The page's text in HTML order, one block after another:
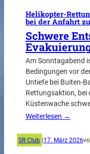
Helikopter-
bei der Anfahrt
Schwere
Am Sonntagabend
Bedingungen vor
Untiefe bei Buiten-
Rettungsaktion, bei
Küstenwache
Weiterlesen →
SR Club |17. März 2026